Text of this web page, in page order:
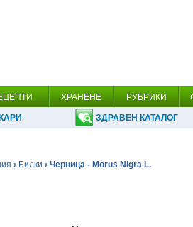
ХРАНЕНЕ РУБРИКИ
ЗДРАВЕН КАТАЛОГ
› Билки › Черница - Morus Nigra L.